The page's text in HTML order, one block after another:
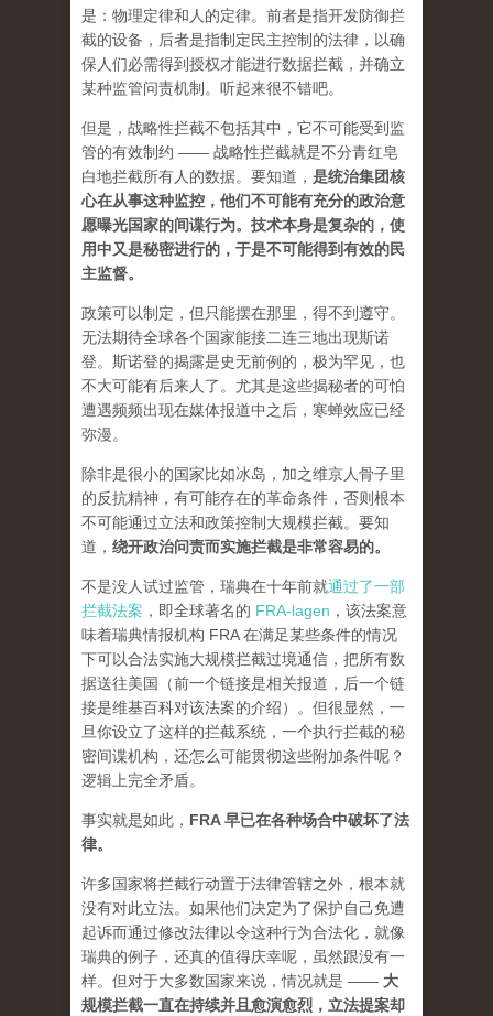
是：物理定律和人的定律。前者是指开发防御拦
截的设备，后者是指制定民主控制的法律，以确
保人们必需得到授权才能进行数据拦截，并确立
某种监管问责机制。听起来很不错吧。
但是，战略性拦截不包括其中，它不可能受到监
管的有效制约 —— 战略性拦截就是不分青红皂
白地拦截所有人的数据。要知道， 是统治集团核
心在从事这种监控，他们不可能有充分的政治意
愿曝光国家的间谍行为。技术本身是复杂的，使
用中又是秘密进行的，于是不可能得到有效的民
主监督。
政策可以制定，但只能摆在那里，得不到遵守。
无法期待全球各个国家能接二连三地出现斯诺
登。斯诺登的揭露是史无前例的，极为罕见，也
不大可能有后来人了。尤其是这些揭秘者的可怕
遭遇频频出现在媒体报道中之后，寒蝉效应已经
弥漫。
除非是很小的国家比如冰岛，加之维京人骨子里
的反抗精神，有可能存在的革命条件，否则根本
不可能通过立法和政策控制大规模拦截。要知
道， 绕开政治问责而实施拦截是非常容易的。
不是没人试过监管，瑞典在十年前就通过了一部
拦截法案 ，即全球著名的 FRA-lagen ，该法案意
味着瑞典情报机构 FRA 在满足某些条件的情况
下可以合法实施大规模拦截过境通信，把所有数
据送往美国（前一个链接是相关报道，后一个链
接是维基百科对该法案的介绍）。但很显然，一
旦你设立了这样的拦截系统，一个执行拦截的秘
密间谍机构，还怎么可能贯彻这些附加条件呢？
逻辑上完全矛盾。
事实就是如此， FRA 早已在各种场合中破坏了法
律。
许多国家将拦截行动置于法律管辖之外，根本就
没有对此立法。如果他们决定为了保护自己免遭
起诉而通过修改法律以令这种行为合法化，就像
瑞典的例子，还真的值得庆幸呢，虽然跟没有一
样。但对于大多数国家来说，情况就是 —— 大
规模拦截一直在持续并且愈演愈烈，立法提案却